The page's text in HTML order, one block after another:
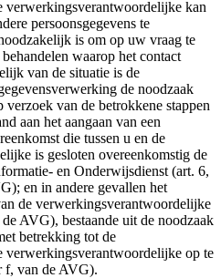
verwerkingsverantwoordelijke kan
persoonsgegevens te
is om op uw vraag te
waarop het contact
van de situatie is de
de noodzaak
van de betrokkene stappen
aan het aangaan van een
die tussen u en de
is gesloten overeenkomstig de
en Onderwijsdienst (art. 6,
en in andere gevallen het
de verwerkingsverantwoordelijke
AVG), bestaande uit de noodzaak
betrekking tot de
verwerkingsverantwoordelijke op te
f, van de AVG).